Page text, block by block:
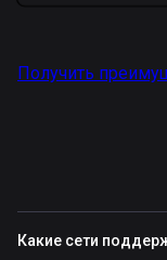
Получить
Какие сети